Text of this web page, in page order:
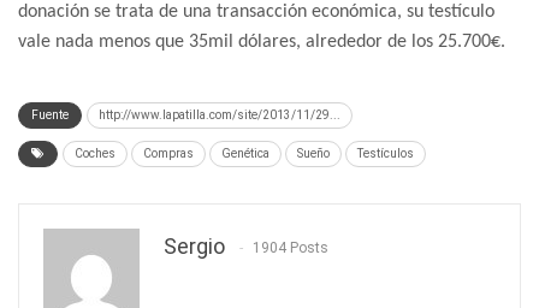
donación se trata de una transacción económica, su testículo
vale nada menos que 35mil dólares, alrededor de los 25.700€.
Fuente http://www.lapatilla.com/site/2013/11/29...
Coches Compras Genética Sueño Testículos
Sergio 1904 Posts